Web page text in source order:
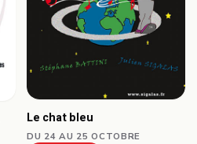
Le chat bleu
DU 24 AU 25 OCTOBRE